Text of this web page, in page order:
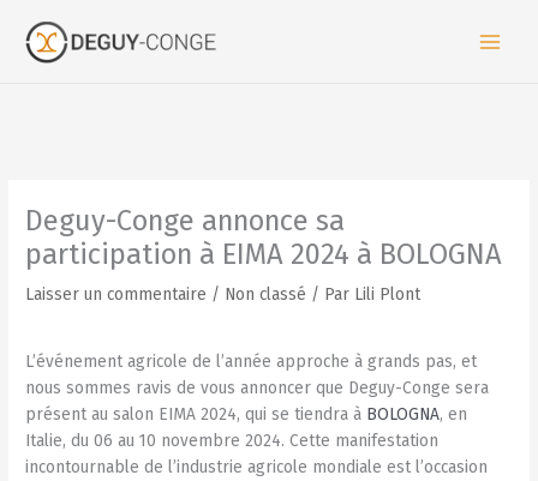
contenu
Deguy-Conge annonce sa
participation à EIMA 2024 à BOLOGNA
Laisser un commentaire / Non classé / Par Lili Plont
L’événement agricole de l’année approche à grands pas, et
nous sommes ravis de vous annoncer que Deguy-Conge sera
présent au salon EIMA 2024, qui se tiendra à BOLOGNA, en
Italie, du 06 au 10 novembre 2024. Cette manifestation
incontournable de l’industrie agricole mondiale est l’occasion